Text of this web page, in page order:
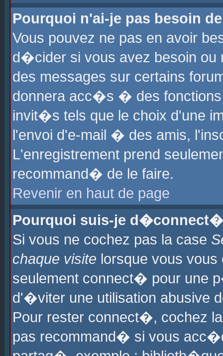
Pourquoi n'ai-je pas besoin
Vous pouvez ne pas en avoir
d�cider si vous avez besoin ou
des messages sur certains
donnera acc�s � des fonctions
invit�s tels que le choix d'une
l'envoi d'e-mail � des amis,
L'enregistrement prend
recommand� de le faire.
Revenir en haut de page
Pourquoi suis-je
Si vous ne cochez pas la case
chaque visite lorsque vous
seulement connect� pour une
d'�viter une utilisation abusive
Pour rester connect�, cochez
pas recommand� si vous